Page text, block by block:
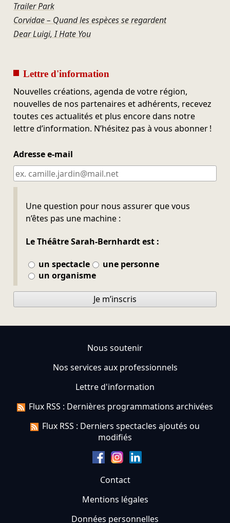
Trailer Park
Corvidae – Quand les espèces se regardent
Dear Luigi, I Hate You
Lettre d'information
Nouvelles créations, agenda de votre région,
nouvelles de nos partenaires et adhérents, recevez
toutes ces actualités et plus encore dans notre
lettre d’information. N’hésitez pas à vous abonner !
Adresse e-mail
Une question pour nous assurer que vous
n’êtes pas une machine :
Le Théâtre Sarah-Bernhardt est :
un spectacle
une personne
un organisme
Ne pas remplir
Je m’inscris
Nous soutenir
Nos services aux professionnels
Lettre d'information
Flux RSS : Dernières programmations archivées
Flux RSS : Derniers spectacles ajoutés ou
modifiés
Contact
Mentions légales
Données personnelles